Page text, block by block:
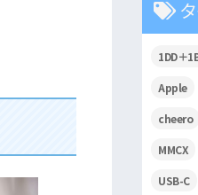
1DD＋
Apple
cheero
MMCX
USB-C